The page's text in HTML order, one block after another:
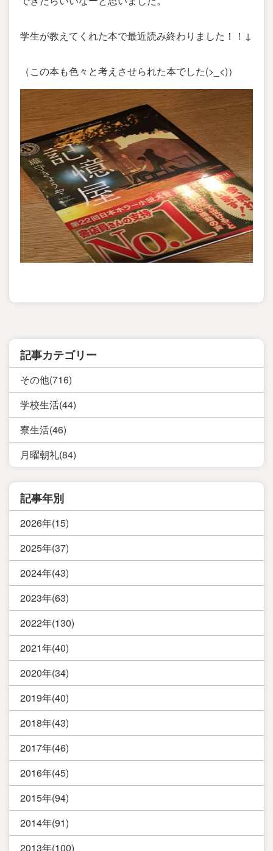
学生が教えてくれた本で最近読み終わりました！！↓
（この本も色々と考えさせられた本でした(>_<)）
記事カテゴリー
その他(716)
学校生活(44)
寮生活(46)
月曜朝礼(84)
記事年別
2026年(15)
2025年(37)
2024年(43)
2023年(63)
2022年(130)
2021年(40)
2020年(34)
2019年(40)
2018年(43)
2017年(46)
2016年(45)
2015年(94)
2014年(91)
2013年(100)